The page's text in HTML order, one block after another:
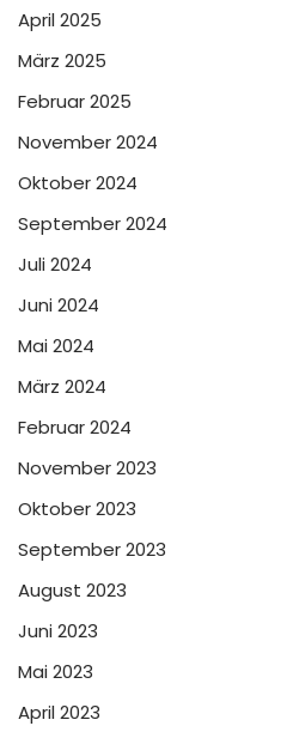
April 2025
März 2025
Februar 2025
November 2024
Oktober 2024
September 2024
Juli 2024
Juni 2024
Mai 2024
März 2024
Februar 2024
November 2023
Oktober 2023
September 2023
August 2023
Juni 2023
Mai 2023
April 2023